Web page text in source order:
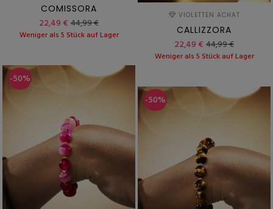
COMISSORA
22,49 € 44,99 €
Weniger als 5 Stück auf Lager
VIOLETTEN ACHAT
CALLIZZORA
22,49 € 44,99 €
Weniger als 5 Stück auf Lager
-50%
-50%